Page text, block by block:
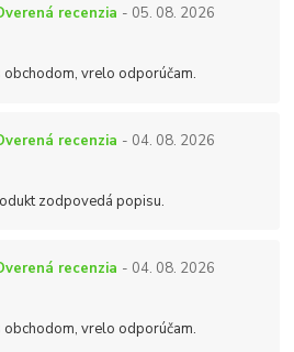
recenzia - 05. 08. 2026
obchodom, vrelo odporúčam.
recenzia - 04. 08. 2026
zodpovedá popisu.
recenzia - 04. 08. 2026
obchodom, vrelo odporúčam.